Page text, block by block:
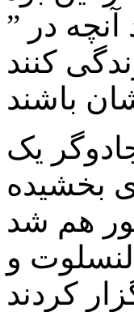
” آنها می خواهند آنقدر قدرت داشته باشند تا بتوانند آنچه در
یک
بخشیده
لنسلوت و